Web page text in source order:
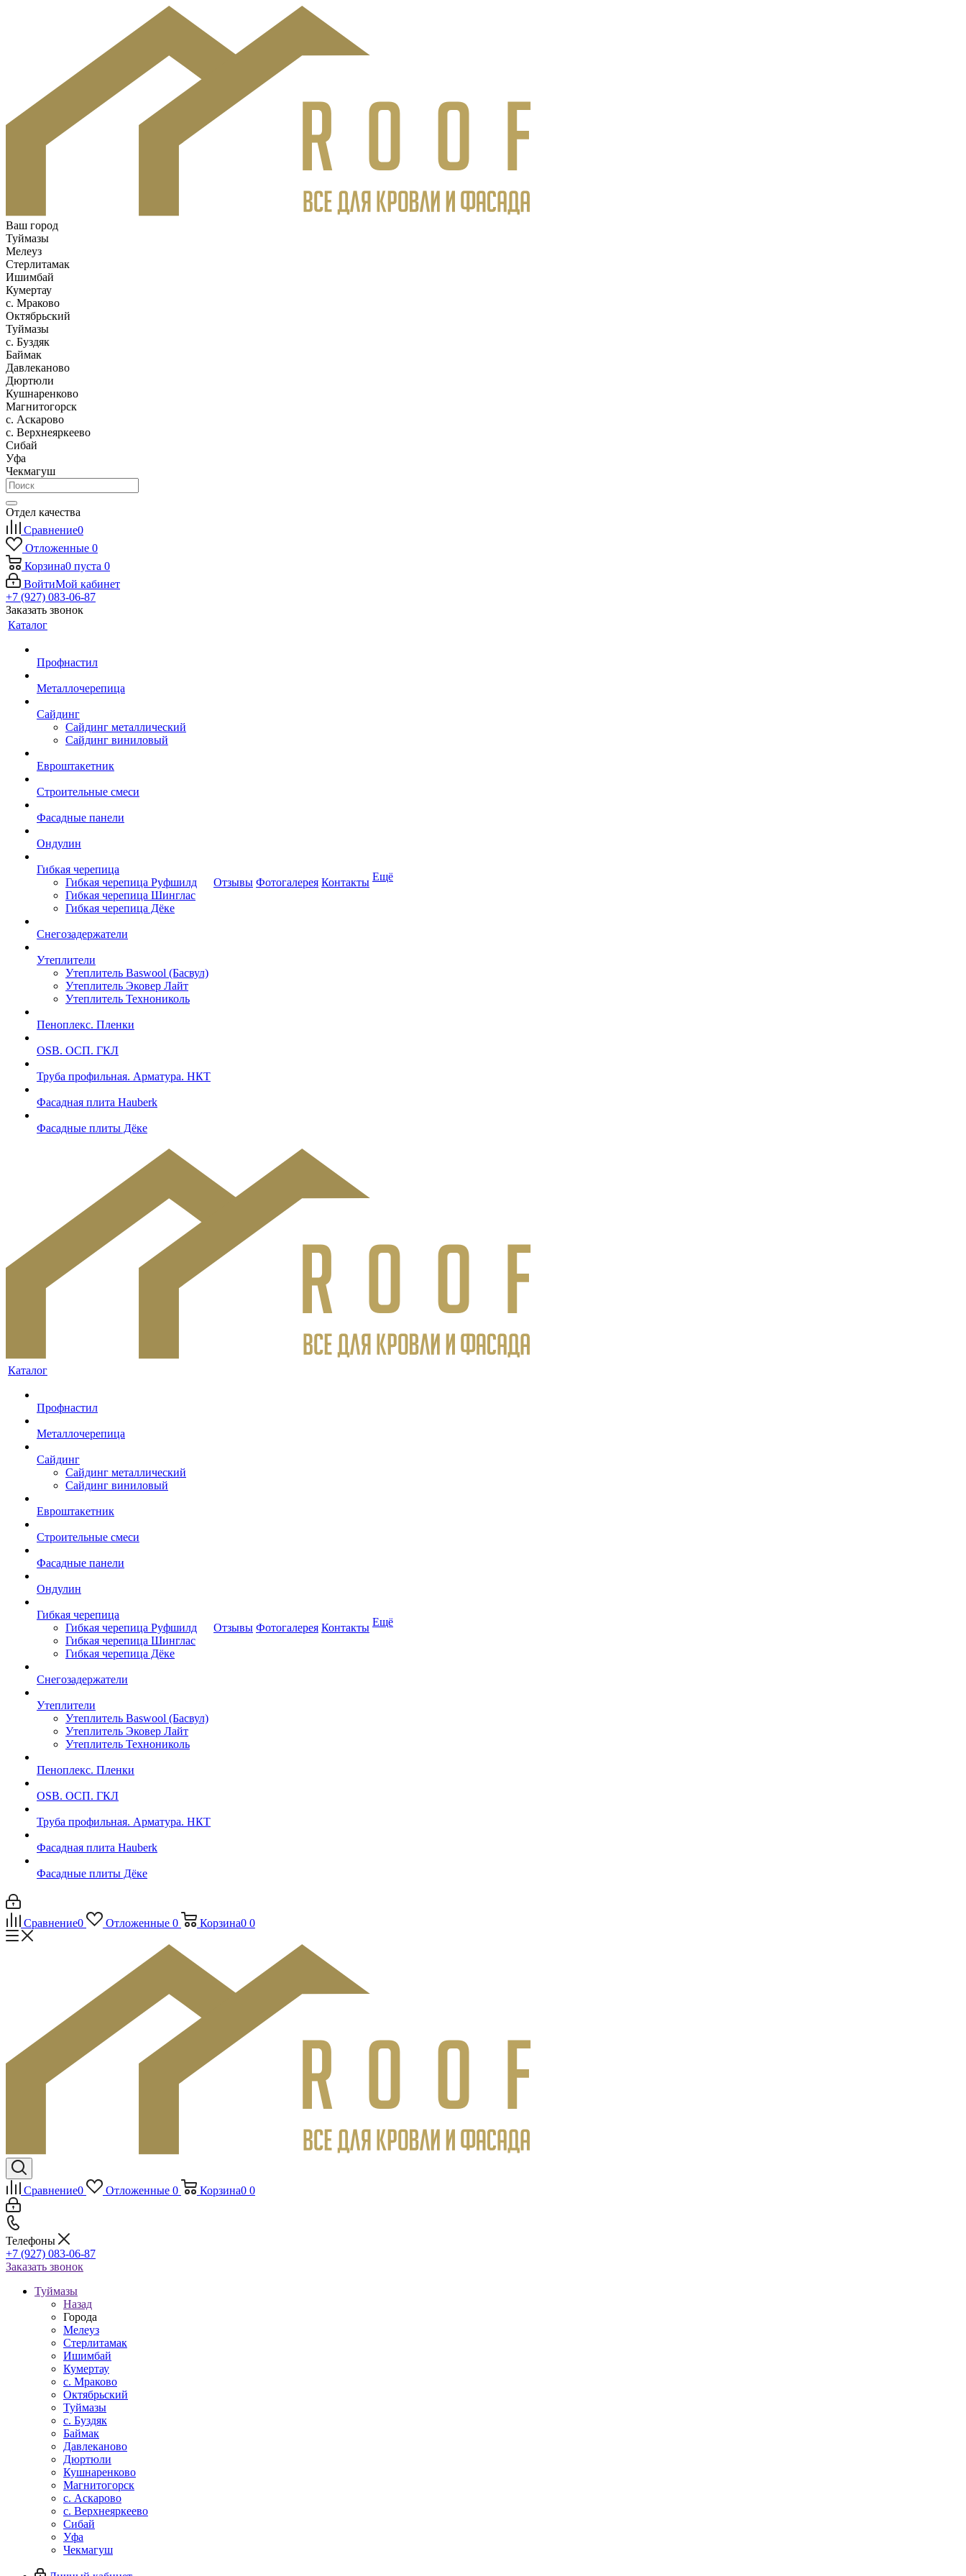
Ваш город
Туймазы
Мелеуз
Стерлитамак
Ишимбай
Кумертау
c. Мраково
Октябрьский
Туймазы
c. Буздяк
Баймак
Давлеканово
Дюртюли
Кушнаренково
Магнитогорск
с. Аскарово
с. Верхнеяркеево
Сибай
Уфа
Чекмагуш
Отдел качества
Сравнение0
Отложенные 0
Корзина0 пуста 0
ВойтиМой кабинет
+7 (927) 083-06-87
Заказать звонок
Каталог
Профнастил
Металлочерепица
Сайдинг
Сайдинг металлический
Сайдинг виниловый
Евроштакетник
Строительные смеси
Фасадные панели
Ондулин
Гибкая черепица
Гибкая черепица Руфшилд
Гибкая черепица Шинглас
Гибкая черепица Дёке
Снегозадержатели
Утеплители
Утеплитель Baswool (Басвул)
Утеплитель Эковер Лайт
Утеплитель Технониколь
Пеноплекс. Пленки
OSB. ОСП. ГКЛ
Труба профильная. Арматура. НКТ
Фасадная плита Hauberk
Фасадные плиты Дёке
Отзывы Фотогалерея Контакты Ещё
Каталог
Профнастил
Металлочерепица
Сайдинг
Сайдинг металлический
Сайдинг виниловый
Евроштакетник
Строительные смеси
Фасадные панели
Ондулин
Гибкая черепица
Гибкая черепица Руфшилд
Гибкая черепица Шинглас
Гибкая черепица Дёке
Снегозадержатели
Утеплители
Утеплитель Baswool (Басвул)
Утеплитель Эковер Лайт
Утеплитель Технониколь
Пеноплекс. Пленки
OSB. ОСП. ГКЛ
Труба профильная. Арматура. НКТ
Фасадная плита Hauberk
Фасадные плиты Дёке
Отзывы Фотогалерея Контакты Ещё
Сравнение0 Отложенные 0 Корзина0 0
Сравнение0 Отложенные 0 Корзина0 0
Телефоны
+7 (927) 083-06-87
Заказать звонок
Туймазы
Назад
Города
Мелеуз
Стерлитамак
Ишимбай
Кумертау
c. Мраково
Октябрьский
Туймазы
c. Буздяк
Баймак
Давлеканово
Дюртюли
Кушнаренково
Магнитогорск
с. Аскарово
с. Верхнеяркеево
Сибай
Уфа
Чекмагуш